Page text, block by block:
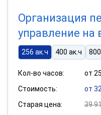
Организация
управление на
256 ак.ч 400 ак.ч
Кол-во часов:
от
Стоимость:
от
Старая цена:
39